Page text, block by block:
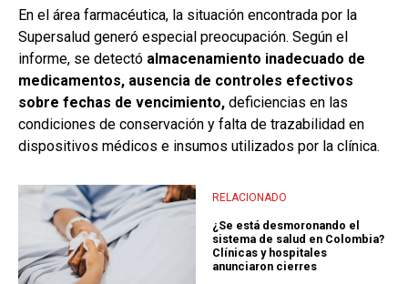
En el área farmacéutica, la situación encontrada por la
Supersalud generó especial preocupación. Según el
informe, se detectó almacenamiento inadecuado de
medicamentos, ausencia de controles efectivos
sobre fechas de vencimiento, deficiencias en las
condiciones de conservación y falta de trazabilidad en
dispositivos médicos e insumos utilizados por la clínica.
RELACIONADO
¿Se está desmoronando el
sistema de salud en Colombia?
Clínicas y hospitales
anunciaron cierres